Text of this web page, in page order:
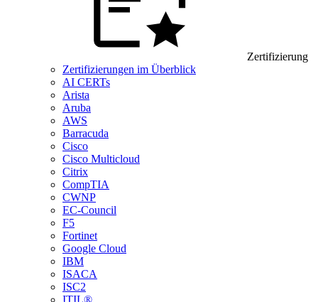
Zertifizierung
Zertifizierungen im Überblick
AI CERTs
Arista
Aruba
AWS
Barracuda
Cisco
Cisco Multicloud
Citrix
CompTIA
CWNP
EC-Council
F5
Fortinet
Google Cloud
IBM
ISACA
ISC2
ITIL®